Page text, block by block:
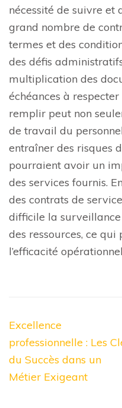
nécessité de suivre et
grand nombre de
termes et des
des défis
multiplication des
échéances à
remplir peut non
de travail du
entraîner des risques
pourraient avoir un
des services fournis.
des contrats de
difficile la surveillance
des ressources, ce
l’efficacité
Navigation
de
l’article
Excellence
professionnelle : Les
du Succès dans un
Métier Exigeant